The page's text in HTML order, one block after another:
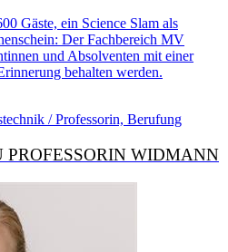
Gäste, ein Science Slam als
Der Fachbereich MV
und Absolventen mit einer
behalten werden.
/ Professorin, Berufung
WIDMANN